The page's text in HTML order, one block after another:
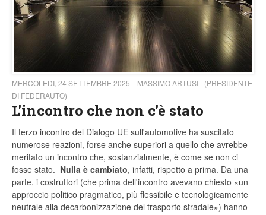
MERCOLEDÌ, 24 SETTEMBRE 2025
MASSIMO ARTUSI - (PRESIDENTE
DI FEDERAUTO)
L'incontro che non c'è stato
Il terzo incontro del Dialogo UE sull'automotive ha suscitato
numerose reazioni, forse anche superiori a quello che avrebbe
meritato un incontro che, sostanzialmente, è come se non ci
fosse stato. Nulla è cambiato, infatti, rispetto a prima. Da una
parte, i costruttori (che prima dell'incontro avevano chiesto «un
approccio politico pragmatico, più flessibile e tecnologicamente
neutrale alla decarbonizzazione del trasporto stradale») hanno